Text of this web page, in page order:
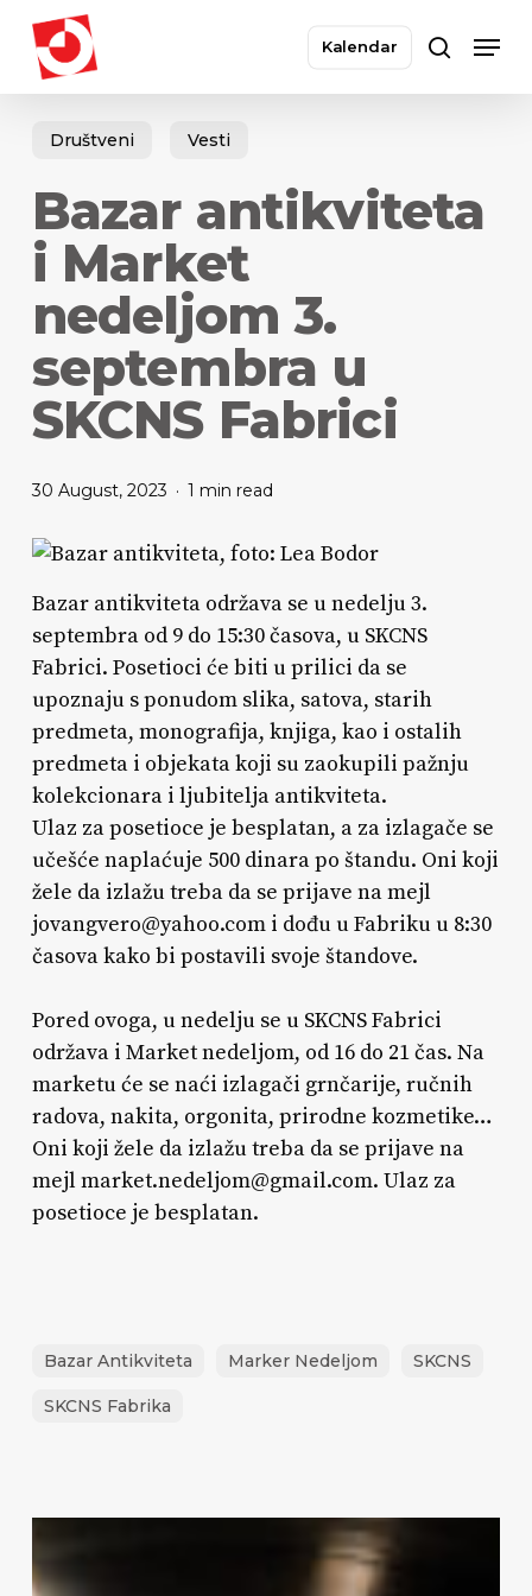
main
Kalendar search
Društveni Vesti
Bazar antikviteta
i Market
nedeljom 3.
septembra u
SKCNS Fabrici
30 August, 2023 1 min read
Bazar antikviteta održava se u nedelju 3.
septembra od 9 do 15:30 časova, u SKCNS
Fabrici. Posetioci će biti u prilici da se
upoznaju s ponudom slika, satova, starih
predmeta, monografija, knjiga, kao i ostalih
predmeta i objekata koji su zaokupili pažnju
kolekcionara i ljubitelja antikviteta.
Ulaz za posetioce je besplatan, a za izlagače se
učešće naplaćuje 500 dinara po štandu. Oni koji
žele da izlažu treba da se prijave na mejl
jovangvero@yahoo.com i dođu u Fabriku u 8:30
časova kako bi postavili svoje štandove.
Pored ovoga, u nedelju se u SKCNS Fabrici
održava i Market nedeljom, od 16 do 21 čas. Na
marketu će se naći izlagači grnčarije, ručnih
radova, nakita, orgonita, prirodne kozmetike…
Oni koji žele da izlažu treba da se prijave na
mejl market.nedeljom@gmail.com. Ulaz za
posetioce je besplatan.
Bazar Antikviteta Marker Nedeljom SKCNS
SKCNS Fabrika
vinila
i